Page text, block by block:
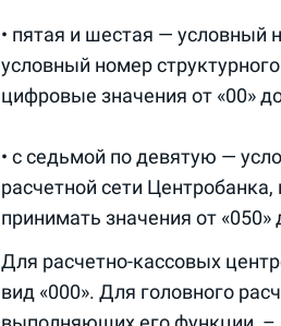
• пятая и шестая — условный
условный номер
цифровые значения от «00»
• с седьмой по девятую —
расчетной сети
принимать значения от «050»
Для расчетно-кассовых
вид «000». Для головного